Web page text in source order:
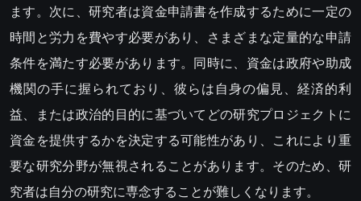
ます。次に、研究者は資金申請書を作成するために一定の
時間と労力を費やす必要があり、さまざまな定量的な申請
条件を満たす必要があります。同時に、資金は政府や助成
機関の手に握られており、彼らは自身の偏見、経済的利
益、または政治的目的に基づいてどの研究プロジェクトに
資金を提供するかを決定する可能性があり、これにより重
要な研究分野が無視されることがあります。そのため、研
究者は自分の研究に専念することが難しくなります。